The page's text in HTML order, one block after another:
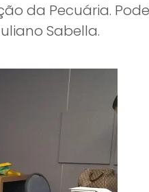
da Pecuária.
Sabella.